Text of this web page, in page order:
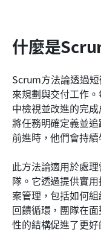
什麼是
Scrum方法論透過
來規劃與交付工作
中檢視並改進的完
將任務明確定義並
前進時，他們會持
此方法論適用於處
隊。它透過提供實
案管理，包括如何
回饋循環，團隊在
性的結構促進了更